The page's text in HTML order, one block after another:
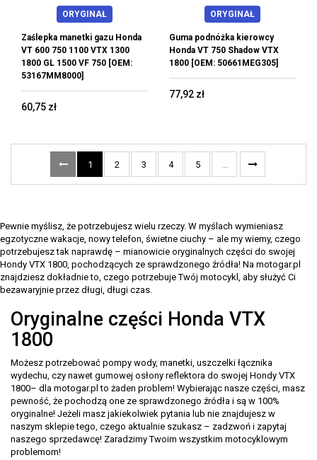
ORYGINAŁ
Zaślepka manetki gazu Honda
VT 600 750 1100 VTX 1300
1800 GL 1500 VF 750 [OEM:
53167MM8000]
60,75 zł
ORYGINAŁ
Guma podnóżka kierowcy
Honda VT 750 Shadow VTX
1800 [OEM: 50661MEG305]
77,92 zł
1 2 3 4 5 ...
Pewnie myślisz, że potrzebujesz wielu rzeczy. W myślach wymieniasz
egzotyczne wakacje, nowy telefon, świetne ciuchy – ale my wiemy, czego
potrzebujesz tak naprawdę – mianowicie oryginalnych części do swojej
Hondy VTX 1800, pochodzących ze sprawdzonego źródła! Na motogar.pl
znajdziesz dokładnie to, czego potrzebuje Twój motocykl, aby służyć Ci
bezawaryjnie przez długi, długi czas.
Oryginalne części Honda VTX
1800
Możesz potrzebować pompy wody, manetki, uszczelki łącznika
wydechu, czy nawet gumowej osłony reflektora do swojej Hondy VTX
1800– dla motogar.pl to żaden problem! Wybierając nasze części, masz
pewność, że pochodzą one ze sprawdzonego źródła i są w 100%
oryginalne! Jeżeli masz jakiekolwiek pytania lub nie znajdujesz w
naszym sklepie tego, czego aktualnie szukasz – zadzwoń i zapytaj
naszego sprzedawcę! Zaradzimy Twoim wszystkim motocyklowym
problemom!